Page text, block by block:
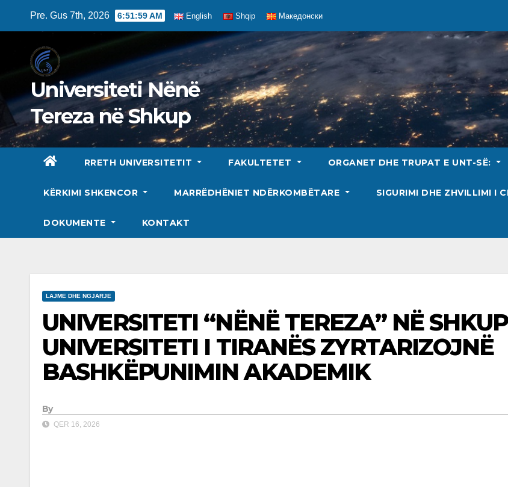
Pre. Gus 7th, 2026 6:52:00 AM English Shqip Македонски
Universiteti Nënë
Tereza në Shkup
RRETH UNIVERSITETIT FAKULTETET ORGANET DHE TRUPAT E UNT-SË:
KËRKIMI SHKENCOR MARRËDHËNIET NDËRKOMBËTARE SIGURIMI DHE ZHVILLIMI I
DOKUMENTE KONTAKT
LAJME DHE NGJARJE
UNIVERSITETI “NËNË TEREZA” NË
UNIVERSITETI I TIRANËS ZYRTARIZOJNË
BASHKËPUNIMIN AKADEMIK
By
QER 16, 2026